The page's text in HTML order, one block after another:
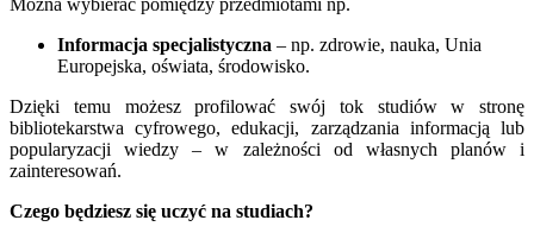
Informacja specjalistyczna – np. zdrowie, nauka, Unia
Europejska, oświata, środowisko.
Dzięki temu możesz profilować swój tok studiów w stronę
bibliotekarstwa cyfrowego, edukacji, zarządzania informacją lub
popularyzacji wiedzy – w zależności od własnych planów i
zainteresowań.
Czego będziesz się uczyć na studiach?